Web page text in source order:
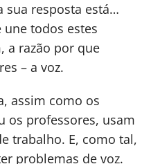
sua resposta está…
todos estes
a razão por que
– a voz.
assim como os
os professores, usam
trabalho. E, como tal,
problemas de voz.